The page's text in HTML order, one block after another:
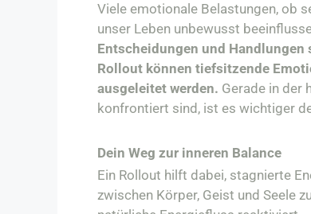
Viele emotionale Belastungen, ob
unser Leben unbewusst
Entscheidungen und
Rollout können tiefsitzende
ausgeleitet werden. Gerade in der
konfrontiert sind, ist es wichtiger
Dein Weg zur inneren Balance
Ein Rollout hilft dabei, stagnierte
zwischen Körper, Geist und Seele